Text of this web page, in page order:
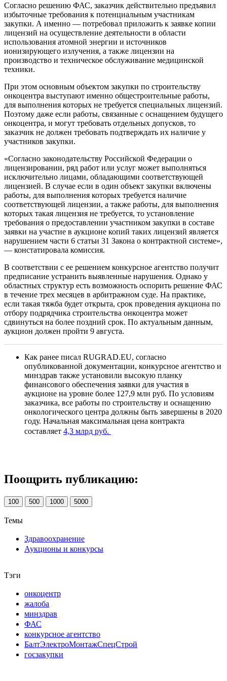
Согласно решению ФАС, заказчик действительно предъявил
избыточные требования к потенциальным участникам
закупки. А именно — потребовал приложить к заявке копии
лицензий на осуществление деятельности в области
использования атомной энергии и источников
ионизирующего излучения, а также лицензии на
производство и техническое обслуживание медицинской
техники.
При этом основным объектом закупки по строительству
онкоцентра выступают именно общестроительные работы,
для выполнения которых не требуется специальных лицензий.
Поэтому даже если работы, связанные с оснащением будущего
онкоцентра, и могут требовать отдельных допусков, то
заказчик не должен требовать подтверждать их наличие у
участников закупки.
«Согласно законодательству Российской Федерации о
лицензировании, ряд работ или услуг может выполняться
исключительно лицами, обладающими соответствующей
лицензией. В случае если в один объект закупки включены
работы, для выполнения которых требуется наличие
соответствующей лицензии, а также работы, для выполнения
которых такая лицензия не требуется, то установление
требования о предоставлении участником закупки в составе
заявки на участие в аукционе копий таких лицензий является
нарушением части 6 статьи 31 Закона о контрактной системе»,
— констатировала комиссия.
В соответствии с ее решением конкурсное агентство получит
предписание устранить выявленные нарушения. Однако у
областных структур есть возможность оспорить решение ФАС
в течение трех месяцев в арбитражном суде. На практике,
если такая тяжба будет открыта, срок проведения аукциона по
отбору подрядчика строительства онкоцентра может
сдвинуться на более поздний срок. По актуальным данным,
аукцион должен пройти 9 августа.
Как ранее писал RUGRAD.EU, согласно
опубликованной документации, конкурсное агентство и
минздрав также установили высокую планку
финансового обеспечения заявки для участия в
аукционе на уровне более 127,9 млн руб. По условиям
заказчика, все работы по строительству и оснащению
онкологического центра должны быть завершены в 2020
году. Начальная максимальная цена контракта
составляет 4,3 млрд руб.
Поощрить публикацию:
100 500 1000 5000
Темы
Здравоохранение
Аукционы и конкурсы
Тэги
онкоцентр
жалоба
минздрав
ФАС
конкурсное агентство
БалтЭлектроМонтажСпецСтрой
госзакупки